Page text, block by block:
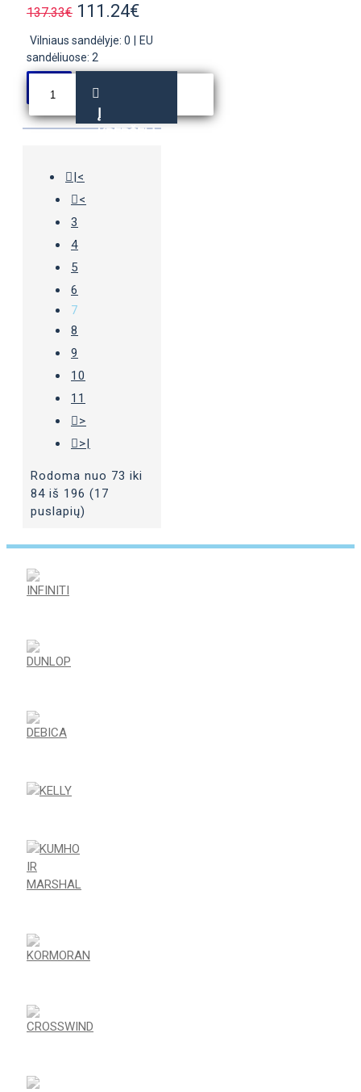
137.33€ 111.24€
Vilniaus sandėlyje: 0
EU
sandėliuose: 2
Į
KREPŠELĮ
|<
<
3
4
5
6
7
8
9
10
11
>
>|
Rodoma nuo 73 iki
84 iš 196 (17
puslapių)